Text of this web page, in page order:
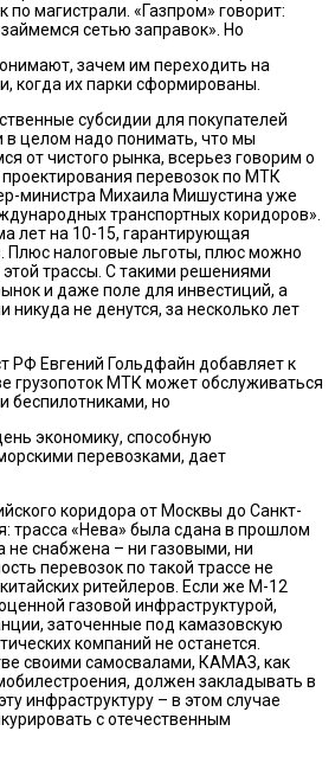
магистрали. «Газпром» говорит:
сетью заправок». Но
зачем им переходить на
когда их парки сформированы.
субсидии для покупателей
в целом надо понимать, что мы
от чистого рынка, всерьез говорим о
перевозок по МТК
министра Михаила Мишустина уже
транспортных коридоров».
лет на 10-15, гарантирующая
Плюс налоговые льготы, плюс можно
трассы. С такими решениями
и даже поле для инвестиций, а
никуда не денутся, за несколько лет
РФ Евгений Гольдфайн добавляет к
грузопоток МТК может обслуживаться
беспилотниками, но
экономику, способную
перевозками, дает
коридора от Москвы до Санкт-
трасса «Нева» была сдана в прошлом
не снабжена – ни газовыми, ни
перевозок по такой трассе не
ритейлеров. Если же М-12
газовой инфраструктурой,
заточенные под камазовскую
компаний не останется.
своими самосвалами, КАМАЗ, как
должен закладывать в
инфраструктуру – в этом случае
с отечественным